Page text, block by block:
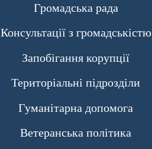
Громадська рада
Консультації з громадськістю
Запобігання корупції
Територіальні підрозділи
Гуманітарна допомога
Ветеранська політика